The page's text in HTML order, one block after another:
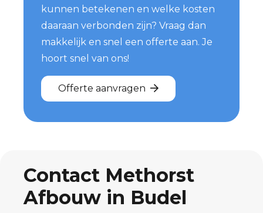
kunnen betekenen en welke kosten
daaraan verbonden zijn? Vraag dan
makkelijk en snel een offerte aan. Je
hoort snel van ons!
Offerte aanvragen
Contact Methorst
Afbouw in Budel